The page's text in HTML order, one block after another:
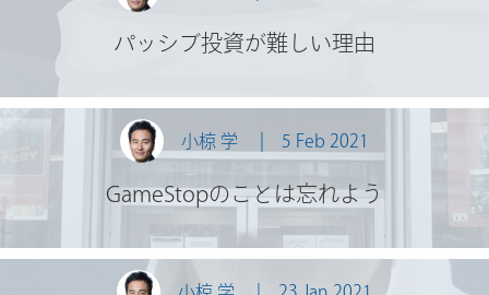
パッシブ投資が難しい理由
小椋 学 5 Feb 2021
GameStopのことは忘れよう